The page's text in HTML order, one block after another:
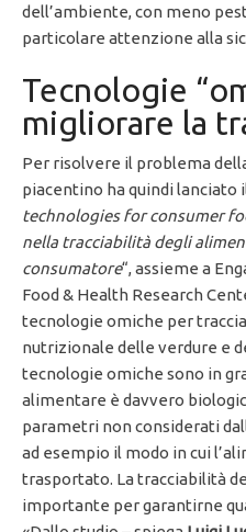
dell’ambiente, con meno
particolare attenzione alla
Tecnologie
migliorare la
Per risolvere il problema
piacentino ha quindi lanciato
technologies for consumer
nella tracciabilità degli
consumatore“, assieme a
Food & Health Research
tecnologie omiche per
nutrizionale delle verdure e
tecnologie omiche sono in
alimentare è davvero
parametri non considerati
ad esempio il modo in cui
trasportato. La tracciabilità
importante per garantirne